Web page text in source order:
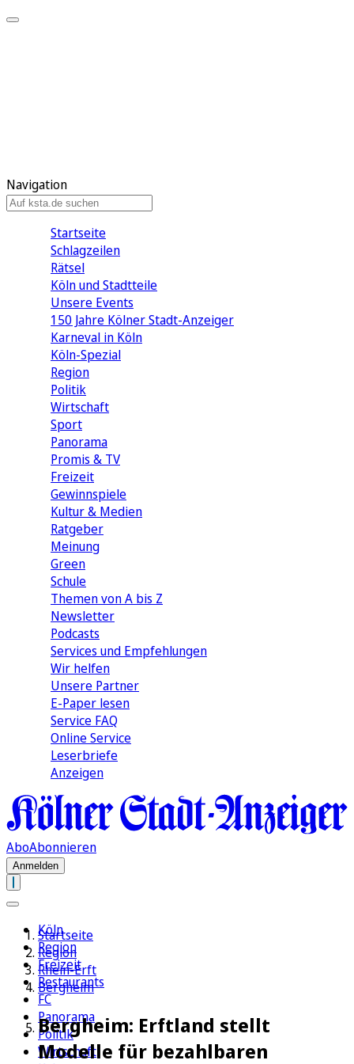
Navigation
Startseite
Schlagzeilen
Rätsel
Köln und Stadtteile
Unsere Events
150 Jahre Kölner Stadt-Anzeiger
Karneval in Köln
Köln-Spezial
Region
Politik
Wirtschaft
Sport
Panorama
Promis & TV
Freizeit
Gewinnspiele
Kultur & Medien
Ratgeber
Meinung
Green
Schule
Themen von A bis Z
Newsletter
Podcasts
Services und Empfehlungen
Wir helfen
Unsere Partner
E-Paper lesen
Service FAQ
Online Service
Leserbriefe
Anzeigen
AboAbonnieren
Anmelden
Köln
Region
Freizeit
Restaurants
FC
Panorama
Politik
Wirtschaft
Startseite
Region
Rhein-Erft
Bergheim
Bergheim: Erftland stellt
Modelle für bezahlbaren